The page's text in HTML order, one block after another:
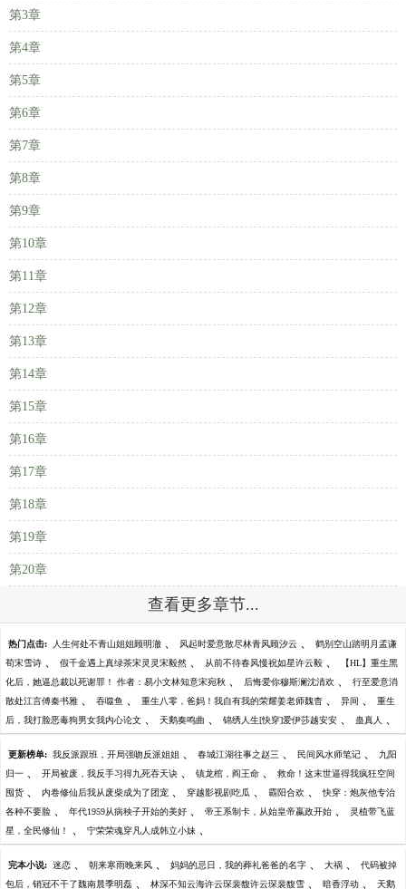
第3章
第4章
第5章
第6章
第7章
第8章
第9章
第10章
第11章
第12章
第13章
第14章
第15章
第16章
第17章
第18章
第19章
第20章
查看更多章节...
热门点击: 人生何处不青山姐姐顾明澈 、 风起时爱意散尽林青风顾汐云 、 鹤别空山踏明月孟谦
荀宋雪诗 、 假千金遇上真绿茶宋灵灵宋毅然 、 从前不待春风慢祝如星许云毅 、 【HL】重生黑
化后，她逼总裁以死谢罪！ 作者：易小文林知意宋宛秋 、 后悔爱你穆斯澜沈清欢 、 行至爱意消
散处江言傅秦书雅 、 吞噬鱼 、 重生八零，爸妈！我自有我的荣耀姜老师魏杳 、 异间 、 重生
后，我打脸恶毒狗男女我内心论文 、 天鹅奏鸣曲 、 锦绣人生[快穿]爱伊莎越安安 、 蛊真人 、
更新榜单: 我反派跟班，开局强吻反派姐姐 、 春城江湖往事之赵三 、 民间风水师笔记 、 九阳
归一 、 开局被废，我反手习得九死吞天诀 、 镇龙棺，阎王命 、 救命！这末世逼得我疯狂空间
囤货 、 内卷修仙后我从废柴成为了团宠 、 穿越影视剧吃瓜 、 霸阳合欢 、 快穿：炮灰他专治
各种不要脸 、 年代1959从病秧子开始的美好 、 帝王系制卡，从始皇帝嬴政开始 、 灵植带飞蓝
星，全民修仙！ 、 宁荣荣魂穿凡人成韩立小妹 、
完本小说: 迷恋 、 朝来寒雨晚来风 、 妈妈的忌日，我的葬礼爸爸的名字 、 大祸 、 代码被掉
包后，销冠不干了魏南晨季明磊 、 林深不知云海许云琛裴馥许云琛裴馥雪 、 暗香浮动 、 天鹅